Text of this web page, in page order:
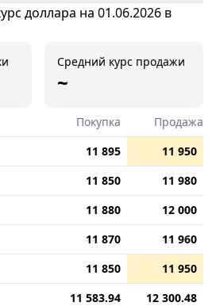
доллара на 01.06.2026 в
Средний курс продажи
~
Покупка
Продажа
11 895
11 950
11 850
11 980
11 880
12 000
11 870
11 960
11 850
11 950
11 583.94
12 300.48